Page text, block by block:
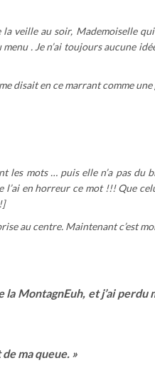
veille au soir, Mademoiselle
menu . Je n’ai toujours aucune
disait en ce marrant comme une
mots … puis elle n’a pas du
l’ai en horreur ce mot !!! Que
au centre. Maintenant c’est
MontagnEuh, et j’ai perdu
ma queue. »